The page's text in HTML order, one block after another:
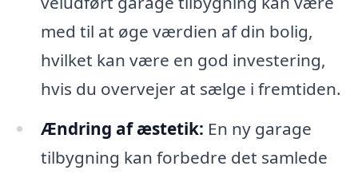
med til at øge værdien af din bolig,
hvilket kan være en god investering,
hvis du overvejer at sælge i fremtiden.
Ændring af æstetik: En ny garage
tilbygning kan forbedre det samlede